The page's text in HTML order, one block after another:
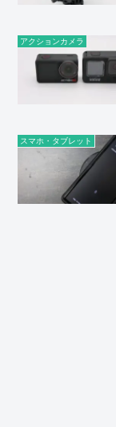
アクションカメラ
スマホ・タブレット